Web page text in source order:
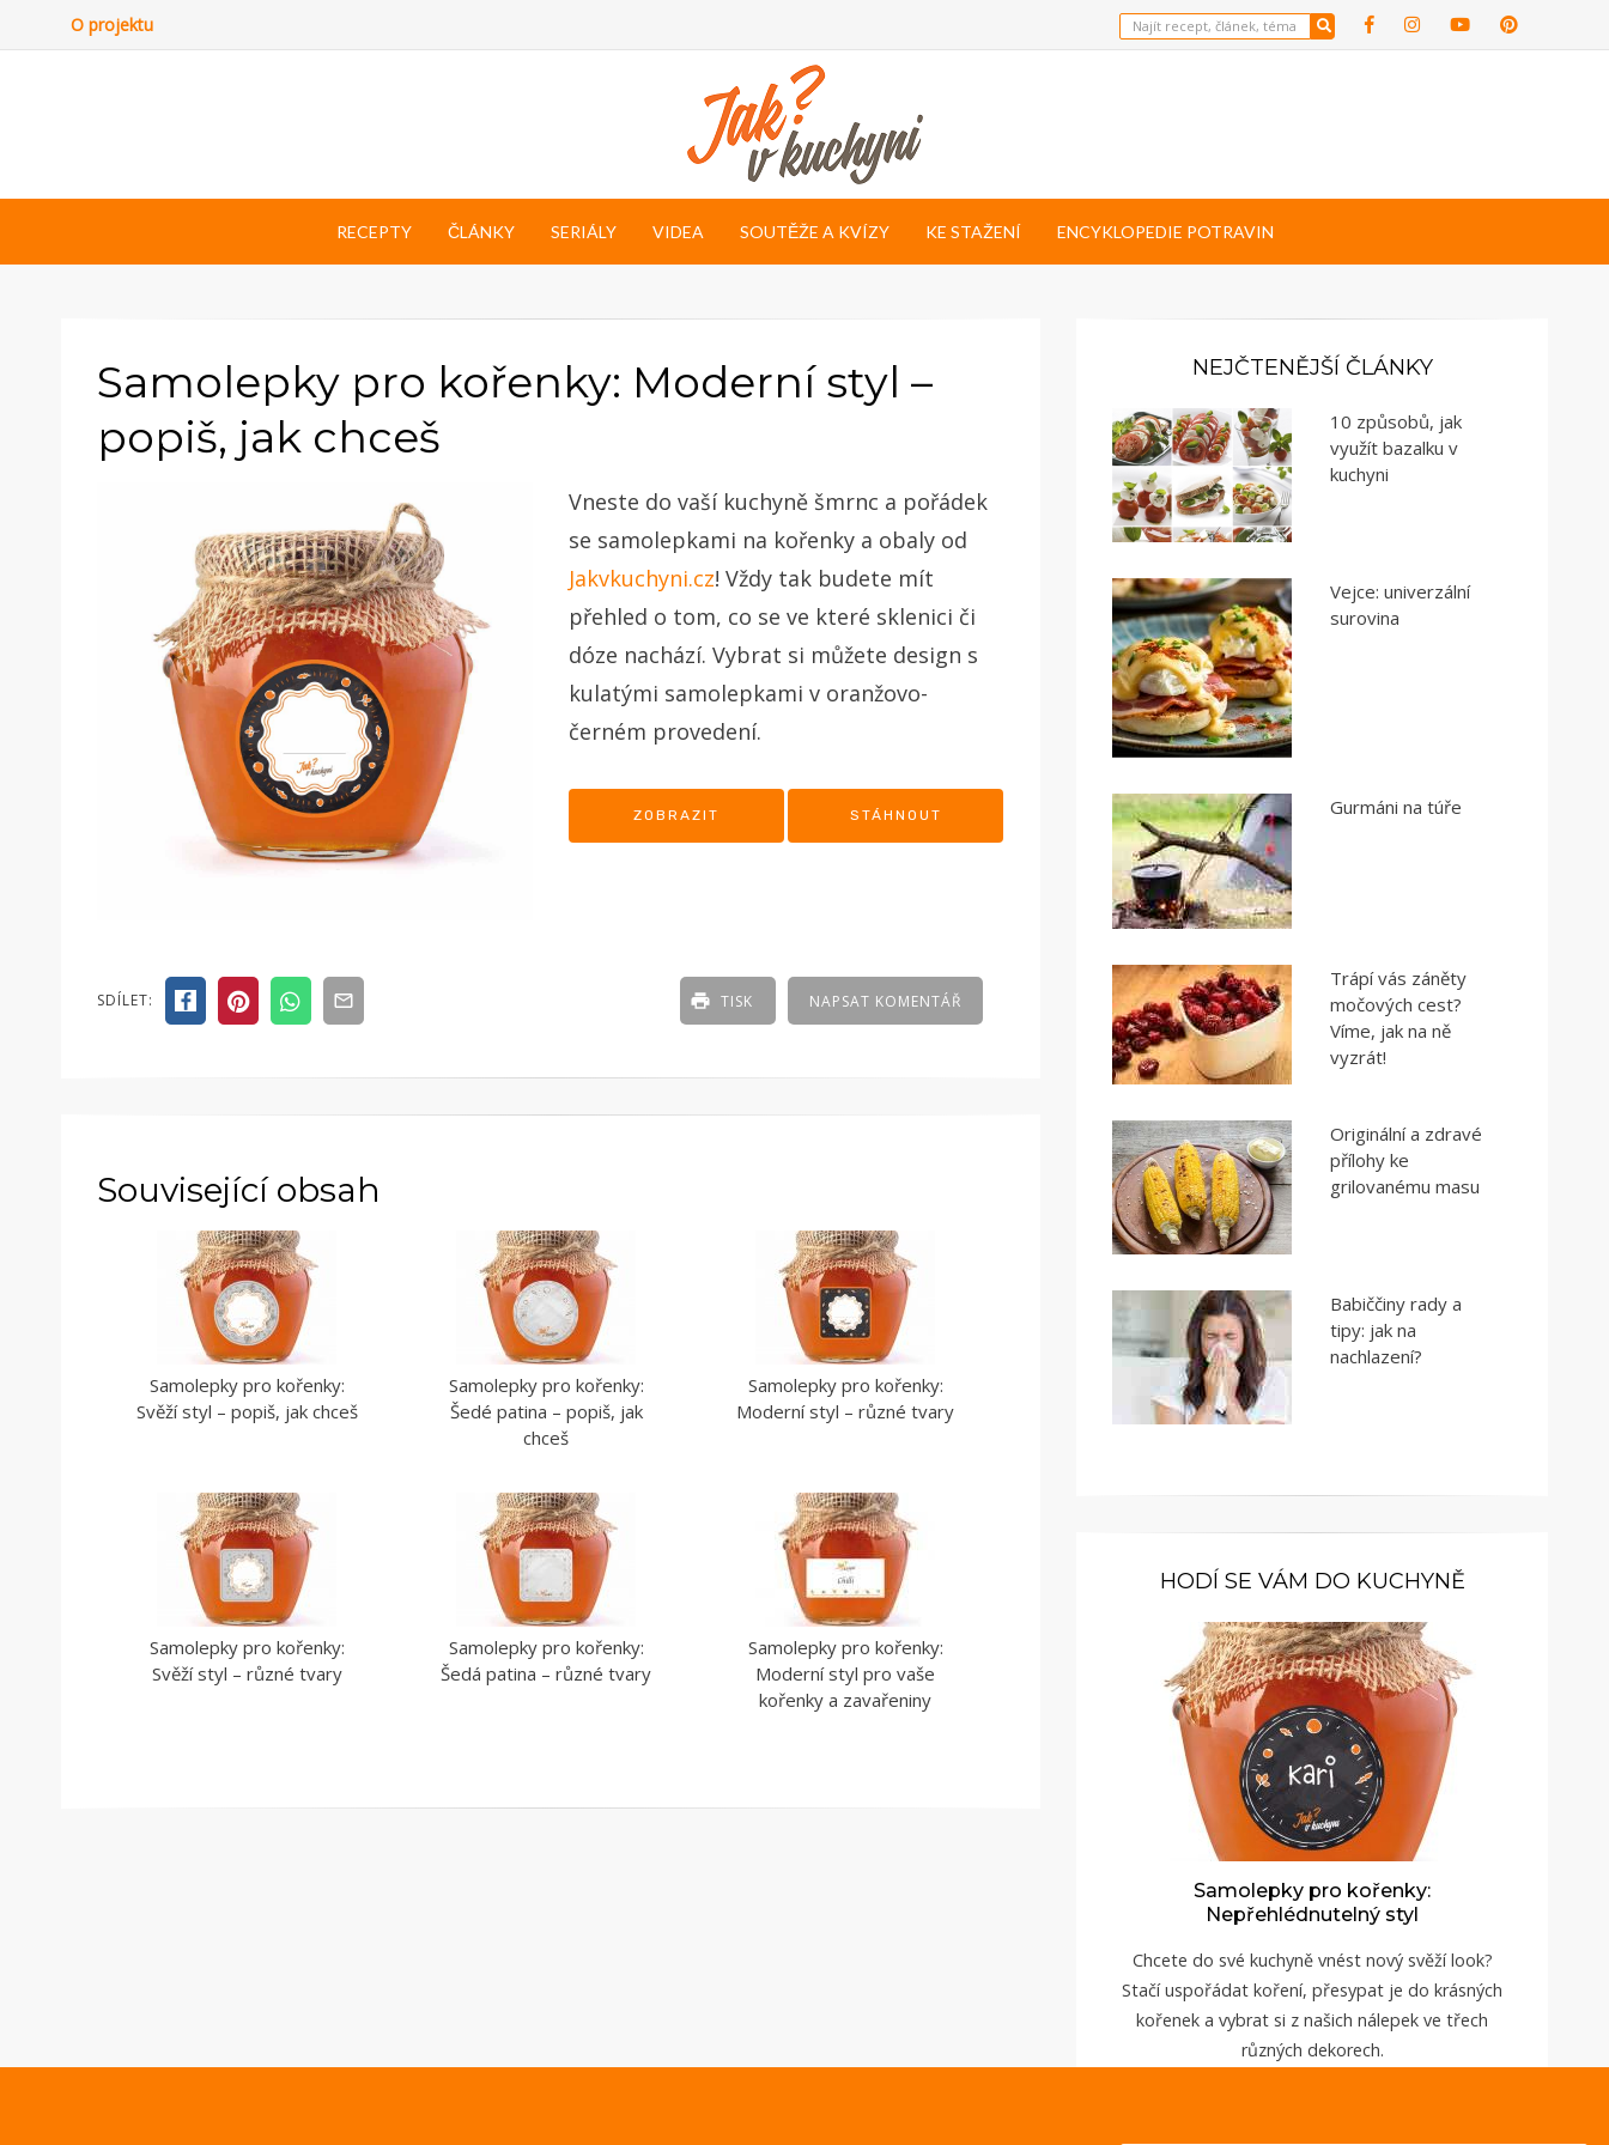
O projektu
RECEPTY ČLÁNKY SERIÁLY VIDEA SOUTĚŽE A KVÍZY KE STAŽENÍ ENCYKLOPEDIE POTRAVIN
Samolepky pro kořenky: Moderní styl –
popiš, jak chceš
Vneste do vaší kuchyně šmrnc a pořádek
se samolepkami na kořenky a obaly od
Jakvkuchyni.cz! Vždy tak budete mít
přehled o tom, co se ve které sklenici či
dóze nachází. Vybrat si můžete design s
kulatými samolepkami v oranžovo-
černém provedení.
ZOBRAZIT STÁHNOUT
SDÍLET: NAPSAT KOMENTÁŘ
TISK
Související obsah
Samolepky pro kořenky:
Svěží styl – popiš, jak chceš
Samolepky pro kořenky:
Šedé patina – popiš, jak
chceš
Samolepky pro kořenky:
Moderní styl – různé tvary
Samolepky pro kořenky:
Svěží styl – různé tvary
Samolepky pro kořenky:
Šedá patina – různé tvary
Samolepky pro kořenky:
Moderní styl pro vaše
kořenky a zavařeniny
NEJČTENĚJŠÍ ČLÁNKY
10 způsobů, jak
využít bazalku v
kuchyni
Vejce: univerzální
surovina
Gurmáni na túře
Trápí vás záněty
močových cest?
Víme, jak na ně
vyzrát!
Originální a zdravé
přílohy ke
grilovanému masu
Babiččiny rady a
tipy: jak na
nachlazení?
HODÍ SE VÁM DO KUCHYNĚ
Samolepky pro kořenky:
Nepřehlédnutelný styl
Chcete do své kuchyně vnést nový svěží look?
Stačí uspořádat koření, přesypat je do krásných
kořenek a vybrat si z našich nálepek ve třech
různých dekorech.